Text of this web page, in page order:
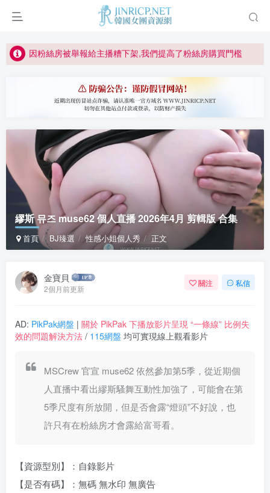
正版宣告: 警惕盜版網站冒充 Jinricp.net [20260605更新]
所有ED2K連結僅支援115網盤/PikPak網盤，其它網盤均不支援
關於 PikPak 下播放影片呈現 “一條線” 的問題報告
如何獲得 Jinricp.net 網站邀請碼
正版宣告: 警惕盜版網站冒充 Jinricp.net [20260605更新]
繆斯 뮤즈 muse62 個人直播 2026年4月 剪輯版 合集
首頁 BJ臻選 性感小姐個人秀 正文
金寶貝
2個月前更新
關注 私信
AD: PikPak網盤 | 關於 PikPak 下播放影片呈現 “一條線” 比例失
效的問題解決方法 / 115網盤 均可實現線上觀看影片
MSCrew 官宣 muse62 依然參加第5季，從近期個
人直播中看出繆斯騷舞互動性加強了，可能會在第
5季尺度有所放開，但是否會露“燈頭”不好說，也
許只有在粉絲房才會露給富哥看。
【資源型別】：自錄影片
【是否有碼】：無碼 無水印 無廣告